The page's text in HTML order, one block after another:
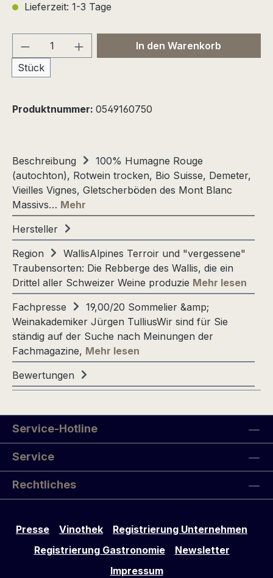
Lieferzeit: 1-3 Tage
Produkt Anzahl: Gib den
Stück
In den Warenkorb
Produktnummer: 0549160750
Beschreibung
100% Humagne Rouge
(autochton), Rotwein trocken, Bio Suisse, Demeter,
Vieilles Vignes, Gletscherböden des Mont Blanc
Massivs… Mehr
Hersteller
Region
WallisAlpines Terroir und "vergessene"
Traubensorten: Die Rebberge des Wallis, die ein
Drittel aller Schweizer Weine produzie Mehr lesen
Fachpresse
19,00/20 Sommelier &amp;
Weinakademiker Jürgen TulliusWir sind für Sie
ständig auf der Suche nach Meinungen der
Fachmagazine, Mehr lesen
Bewertungen
Service-Hotline
Service
Rechtliches
Presse Vinothek
Registrierung Unternehmen
Registrierung Gastronomie
Newsletter
Impressum